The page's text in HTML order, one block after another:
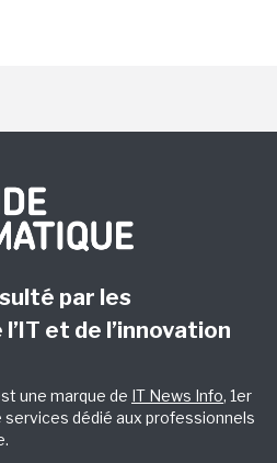
par les
et de l’innovation
une marque de IT News Info, 1er
dédié aux professionnels